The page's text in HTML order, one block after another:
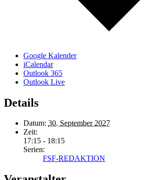
Google Kalender
iCalendar
Outlook 365
Outlook Live
Details
Datum: 30. September 2027
Zeit:
17:15 - 18:15
Serien:
FSF-REDAKTION